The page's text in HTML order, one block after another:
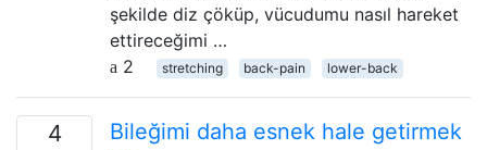
şekilde diz çöküp, vücudumu nasıl hareket
ettireceğimi …
2
stretching back-pain lower-back
4
Bileğimi daha esnek hale getirmek